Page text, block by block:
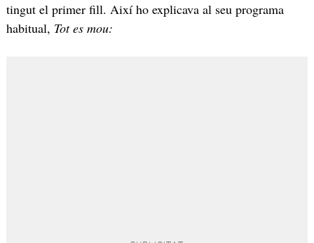
tingut el primer fill. Així ho explicava al seu programa
habitual, Tot es mou: